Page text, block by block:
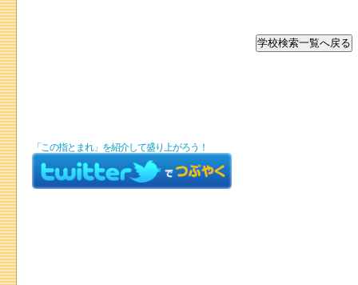
「この指とまれ」を紹介して盛り上がろう！